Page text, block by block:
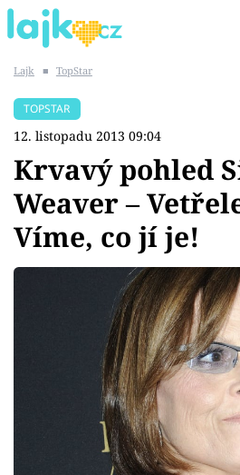
SHOPAHOLICADEL
Témata
Showbyznys
Youtubeři
Sex a vztahy
Lajk ■ TopStar
TOPSTAR
12. listopadu 2013 09:04
Krvavý pohled
Weaver –
Víme, co jí je!